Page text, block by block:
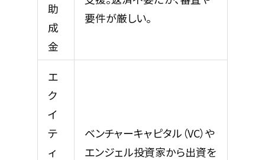
助
成
金
要件が厳しい。
エ
ク
イ
テ
ィ
ベンチャーキャピタル（VC）や
エンジェル投資家から出資を